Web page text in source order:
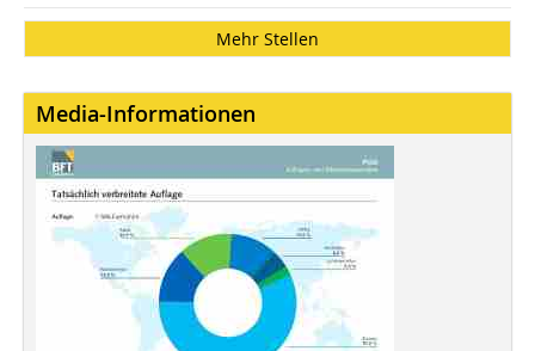
Mehr Stellen
Media-Informationen